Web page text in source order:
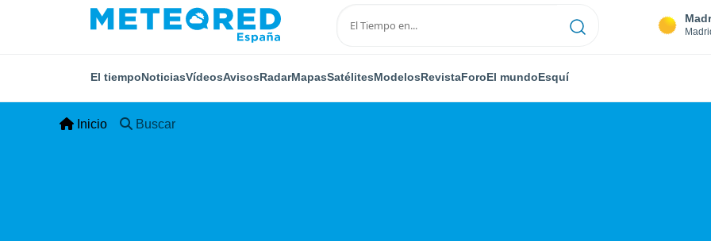
El tiempoNoticiasVídeosAvisosRadarMapasSatélitesModelosRevistaForoEl mundoEsquí
Inicio Buscar